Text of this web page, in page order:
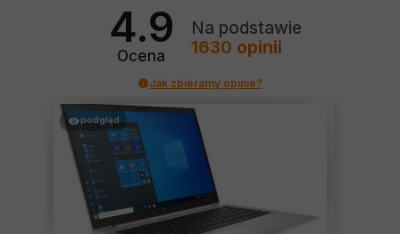
4.9
Ocena
Na podstawie
1630 opinii
Jak zbieramy opinie?
podgląd